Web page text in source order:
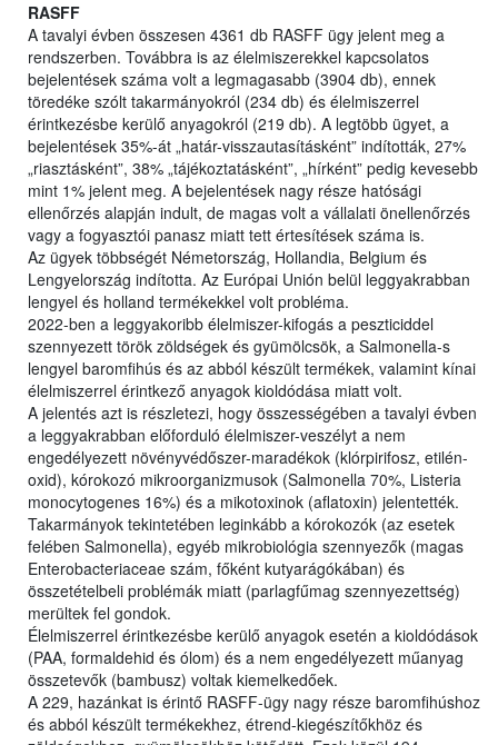
RASFF
A tavalyi évben összesen 4361 db RASFF ügy jelent meg a
rendszerben. Továbbra is az élelmiszerekkel kapcsolatos
bejelentések száma volt a legmagasabb (3904 db), ennek
töredéke szólt takarmányokról (234 db) és élelmiszerrel
érintkezésbe kerülő anyagokról (219 db). A legtöbb ügyet, a
bejelentések 35%-át „határ-visszautasításként” indították, 27%
„riasztásként”, 38% „tájékoztatásként”, „hírként” pedig kevesebb
mint 1% jelent meg. A bejelentések nagy része hatósági
ellenőrzés alapján indult, de magas volt a vállalati önellenőrzés
vagy a fogyasztói panasz miatt tett értesítések száma is.
Az ügyek többségét Németország, Hollandia, Belgium és
Lengyelország indította. Az Európai Unión belül leggyakrabban
lengyel és holland termékekkel volt probléma.
2022-ben a leggyakoribb élelmiszer-kifogás a peszticiddel
szennyezett török zöldségek és gyümölcsök, a Salmonella-s
lengyel baromfihús és az abból készült termékek, valamint kínai
élelmiszerrel érintkező anyagok kioldódása miatt volt.
A jelentés azt is részletezi, hogy összességében a tavalyi évben
a leggyakrabban előforduló élelmiszer-veszélyt a nem
engedélyezett növényvédőszer-maradékok (klórpirifosz, etilén-
oxid), kórokozó mikroorganizmusok (Salmonella 70%, Listeria
monocytogenes 16%) és a mikotoxinok (aflatoxin) jelentették.
Takarmányok tekintetében leginkább a kórokozók (az esetek
felében Salmonella), egyéb mikrobiológia szennyezők (magas
Enterobacteriaceae szám, főként kutyarágókában) és
összetételbeli problémák miatt (parlagfűmag szennyezettség)
merültek fel gondok.
Élelmiszerrel érintkezésbe kerülő anyagok esetén a kioldódások
(PAA, formaldehid és ólom) és a nem engedélyezett műanyag
összetevők (bambusz) voltak kiemelkedőek.
A 229, hazánkat is érintő RASFF-ügy nagy része baromfihúshoz
és abból készült termékekhez, étrend-kiegészítőkhöz és